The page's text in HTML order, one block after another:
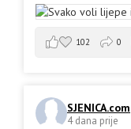
102 0
SJENICA.com
4 dana prije